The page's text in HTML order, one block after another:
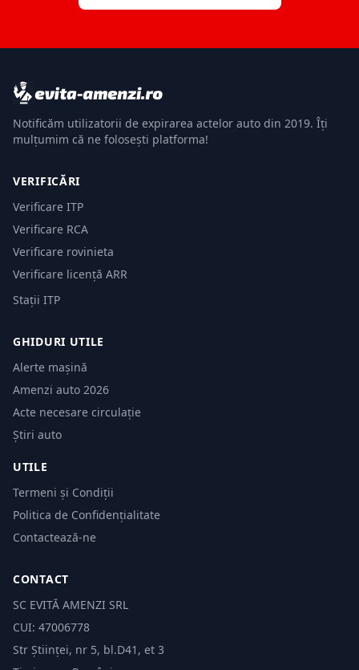
Notificăm utilizatorii de expirarea actelor auto din 2019. Îți
mulțumim că ne folosești platforma!
VERIFICĂRI
Verificare ITP
Verificare RCA
Verificare rovinieta
Verificare licență ARR
Stații ITP
GHIDURI UTILE
Alerte mașină
Amenzi auto 2026
Acte necesare circulație
Știri auto
UTILE
Termeni și Condiții
Politica de Confidențialitate
Contactează-ne
CONTACT
SC EVITĂ AMENZI SRL
CUI: 47006778
Str Științei, nr 5, bl.D41, et 3